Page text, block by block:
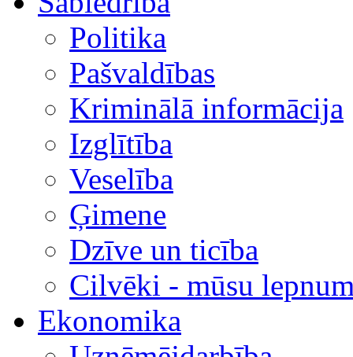
Politika
Pašvaldības
Kriminālā informācija
Izglītība
Veselība
Ģimene
Dzīve un ticība
Cilvēki - mūsu
Ekonomika